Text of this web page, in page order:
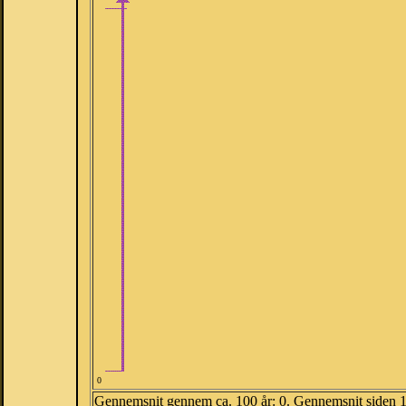
0
Gennemsnit gennem ca. 100 år: 0. Gennemsnit siden